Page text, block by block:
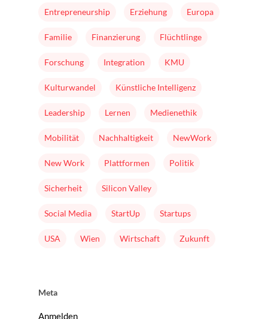
Entrepreneurship Erziehung Europa
Familie Finanzierung Flüchtlinge
Forschung Integration KMU
Kulturwandel Künstliche Intelligenz
Leadership Lernen Medienethik
Mobilität Nachhaltigkeit NewWork
New Work Plattformen Politik
Sicherheit Silicon Valley
Social Media StartUp Startups
USA Wien Wirtschaft Zukunft
Meta
Anmelden
Buch